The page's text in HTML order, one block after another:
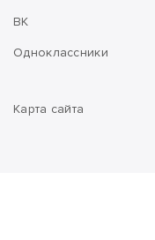
ВК
Одноклассники
Карта сайта